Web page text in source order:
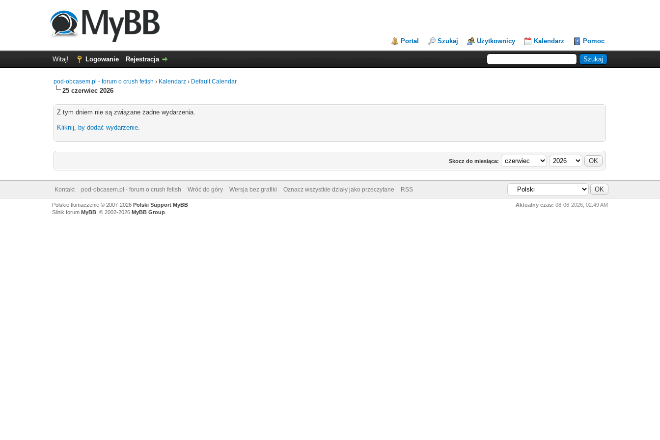
Portal Szukaj Użytkownicy Kalendarz Pomoc
Witaj! Logowanie Rejestracja
pod-obcasem.pl - forum o crush fetish › Kalendarz › Default Calendar
25 czerwiec 2026
Z tym dniem nie są związane żadne wydarzenia.
Kliknij, by dodać wydarzenie.
Skocz do miesiąca:
Kontakt pod-obcasem.pl - forum o crush fetish Wróć do góry Wersja bez grafiki Oznacz wszystkie działy jako przeczytane RSS
Aktualny czas: 08-06-2026, 02:49 AM
Polskie tłumaczenie © 2007-2026 Polski Support MyBB
Silnik forum MyBB, © 2002-2026 MyBB Group.